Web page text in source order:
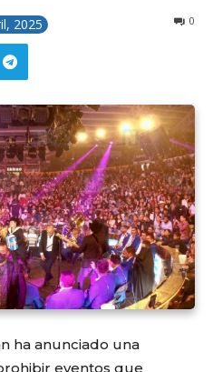
2025 0
ha anunciado una
eventos que